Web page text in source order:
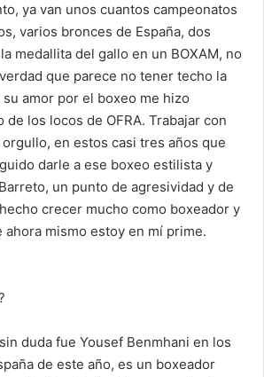
ya van unos cuantos campeonatos
varios bronces de España, dos
medallita del gallo en un BOXAM, no
que parece no tener techo la
amor por el boxeo me hizo
de los locos de OFRA. Trabajar con
en estos casi tres años que
darle a ese boxeo estilista y
un punto de agresividad y de
crecer mucho como boxeador y
ahora mismo estoy en mí prime.
duda fue Yousef Benmhani en los
de este año, es un boxeador